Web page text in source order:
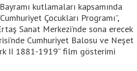
kutlamaları kapsamında
Çocukları Programı”,
Sanat Merkezi’nde sona erecek
Cumhuriyet Balosu ve Neşet
II 1881-1919” film gösterimi